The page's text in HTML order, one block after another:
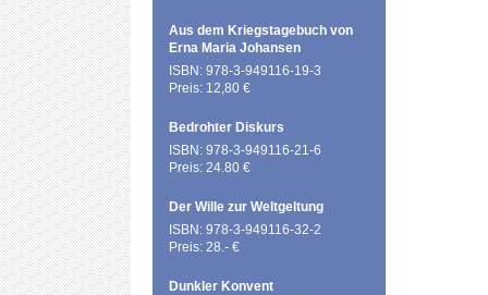
Aus dem Kriegstagebuch von
Erna Maria Johansen
ISBN: 978-3-949116-19-3
Preis: 12,80 €
Bedrohter Diskurs
ISBN: 978-3-949116-21-6
Preis: 24.80 €
Der Wille zur Weltgeltung
ISBN: 978-3-949116-32-2
Preis: 28.- €
Dunkler Konvent